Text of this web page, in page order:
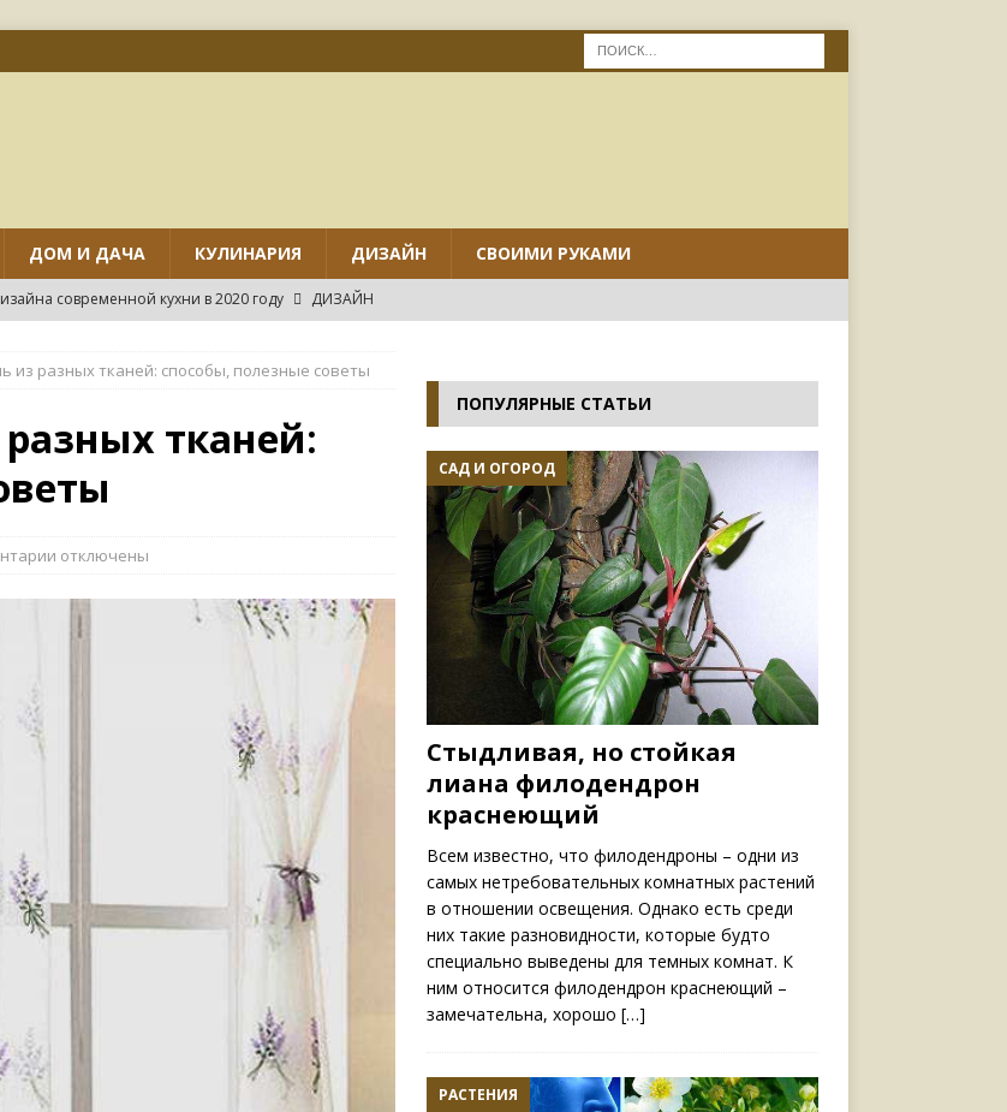
ДОМ И ДАЧА КУЛИНАРИЯ ДИЗАЙН СВОИМИ РУКАМИ
современной кухни в 2020 году
ДИЗАЙН
различные виды потолков на кухне своими руками?
маленькой кухни
из разных тканей: способы, полезные советы
тканей:
отключены
ПОПУЛЯРНЫЕ СТАТЬИ
САД И ОГОРОД
Стыдливая, но стойкая
лиана филодендрон
краснеющий
Всем известно, что филодендроны – одни из
самых нетребовательных комнатных растений
в отношении освещения. Однако есть среди
них такие разновидности, которые будто
специально выведены для темных комнат. К
ним относится филодендрон краснеющий –
замечательна, хорошо […]
РАСТЕНИЯ